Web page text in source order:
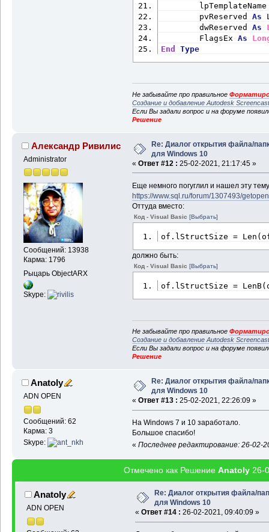
pvReserved As
dwReserved As
FlagsEx As
End
Type
Не забывайте про правильное
Создание и добавление Autodesk
Если Вы задали вопрос и на форуме
Решение
Александр Ривилис
Administrator
Сообщений: 13938
Карма: 1796
Рыцарь ObjectARX
Skype:
Re: Диалог открытия файла/
для Windows 10
« Ответ #12 : 25-02-2021, 21:17:45 »
Еще немного погуглил и нашел эту
https://www.sql.ru/forum/1307493/
Оттуда вместо:
Код - Visual Basic [Выбрать]
of.lStructSize =
должно быть:
Код - Visual Basic [Выбрать]
of.lStructSize =
Не забывайте про правильное
Создание и добавление Autodesk
Если Вы задали вопрос и на форуме
Решение
Anatoly
ADN OPEN
Сообщений: 62
Карма: 3
Skype:
Re: Диалог открытия файла/
для Windows 10
« Ответ #13 : 25-02-2021, 22:26:09 »
На Windows 7 и 10 заработало.
Большое спасибо!
« Последнее редактирование: 26-02-
Отмечено как Решение Anatoly 26-
Anatoly
ADN OPEN
Re: Диалог открытия файла/
для Windows 10
« Ответ #14 : 26-02-2021, 09:40:09 »